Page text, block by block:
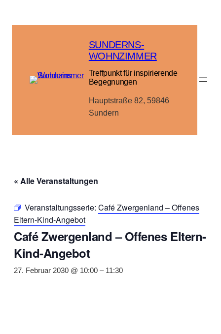
SUNDERNS-
WOHNZIMMER
Treffpunkt für inspirierende
Begegnungen
Hauptstraße 82, 59846
Sundern
« Alle Veranstaltungen
Veranstaltungsserie: Café Zwergenland – Offenes
Eltern-Kind-Angebot
Café Zwergenland – Offenes Eltern-
Kind-Angebot
27. Februar 2030 @ 10:00 – 11:30